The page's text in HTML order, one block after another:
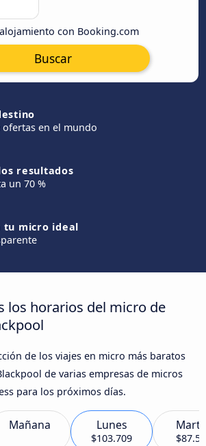
con Booking.com
Buscar
en el mundo
resultados
un 70 %
tu micro ideal
los horarios del micro de
de los viajes en micro más baratos
de varias empresas de micros
para los próximos días.
Mañana Lunes
$103.709